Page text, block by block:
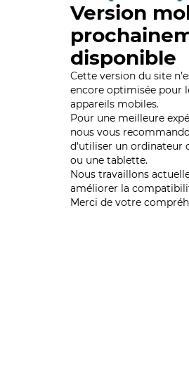
Version
disponible
Cette version du site
encore optimisée pour
appareils mobiles.
Pour une meilleure
nous vous
d'utiliser un ordinateur
ou une tablette.
Nous travaillons
améliorer la
Merci de votre